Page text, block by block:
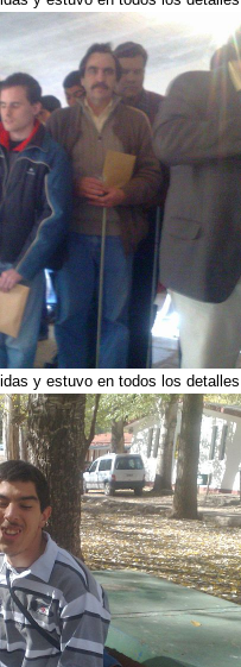
y estuvo en todos los detalles